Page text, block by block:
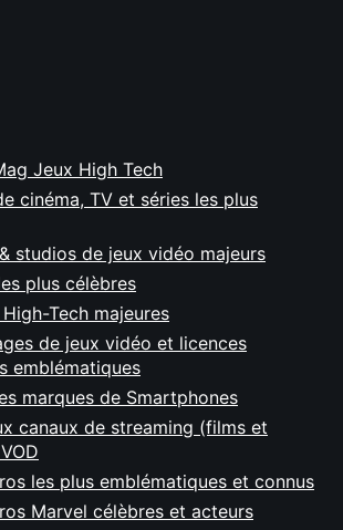
Jeux High Tech
cinéma, TV et séries les plus
studios de jeux vidéo majeurs
plus célèbres
Tech majeures
de jeux vidéo et licences
emblématiques
marques de Smartphones
canaux de streaming (films et
les plus emblématiques et connus
Marvel célèbres et acteurs